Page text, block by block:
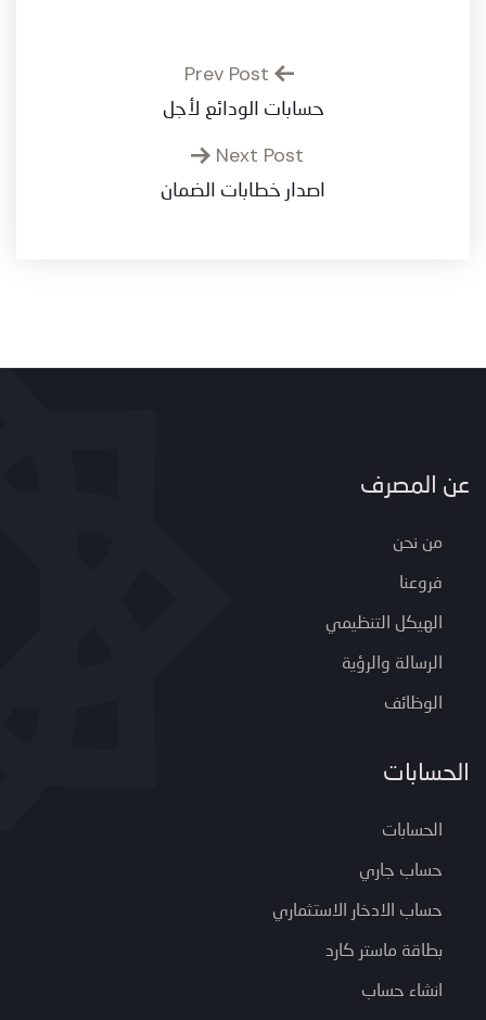
حسابات الودائع لأجل
Next Post
اصدار خطابات الضمان
عن المصرف
من نحن
فروعنا
الهيكل التنظيمي
الرسالة والرؤية
الوظائف
الحسابات
الحسابات
حساب جاري
حساب الادخار الاستثماري
بطاقة ماستر كارد
انشاء حساب